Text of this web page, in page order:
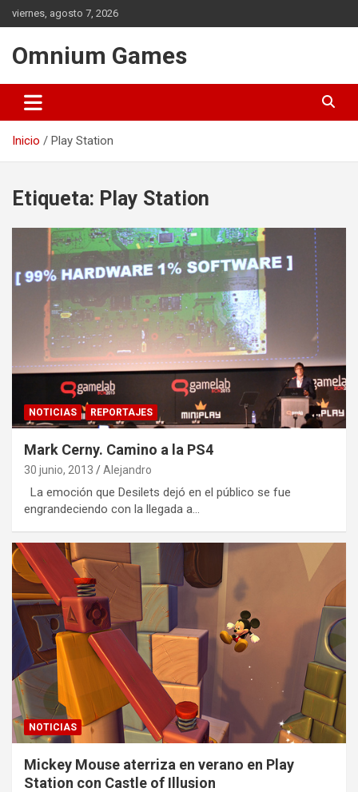
Saltar
al
viernes, agosto 7, 2026
Omnium Games
Inicio Play Station
Etiqueta: Play Station
NOTICIAS REPORTAJES
Mark Cerny. Camino a la PS4
30 junio, 2013 Alejandro
La emoción que Desilets dejó en el público se fue
engrandeciendo con la llegada a…
NOTICIAS
Mickey Mouse aterriza en verano en Play
Station con Castle of Illusion